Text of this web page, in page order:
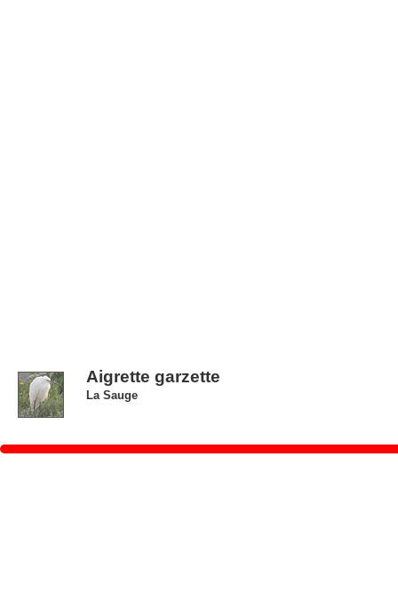
Aigrette garzette
La Sauge